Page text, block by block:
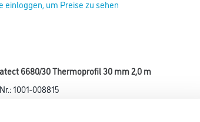
einloggen, um Preise zu sehen
6680/30 Thermoprofil 30 mm 2,0 m
1001-008815
mit einem Kunststoffschenkel zur